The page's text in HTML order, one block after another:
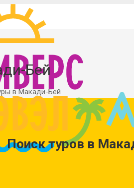
Бей
в Макади-Бей
Поиск туров в